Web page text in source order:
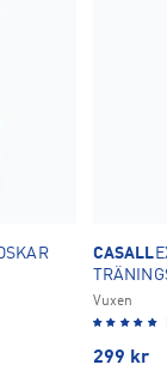
CASALL
Vuxen
299 kr